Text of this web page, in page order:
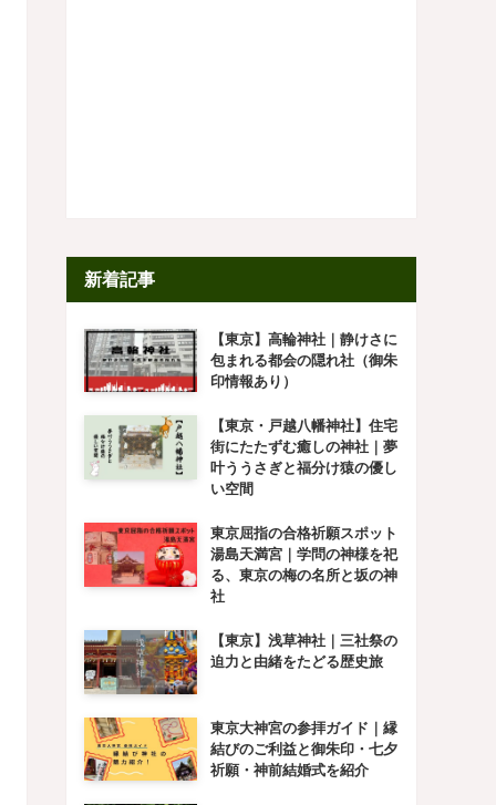
新着記事
【東京】高輪神社｜静けさに
包まれる都会の隠れ社（御朱
印情報あり）
【東京・戸越八幡神社】住宅
街にたたずむ癒しの神社｜夢
叶ううさぎと福分け猿の優し
い空間
東京屈指の合格祈願スポット
湯島天満宮｜学問の神様を祀
る、東京の梅の名所と坂の神
社
【東京】浅草神社｜三社祭の
迫力と由緒をたどる歴史旅
東京大神宮の参拝ガイド｜縁
結びのご利益と御朱印・七夕
祈願・神前結婚式を紹介